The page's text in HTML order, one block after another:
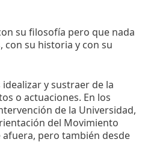
su filosofía pero que nada
con su historia y con su
y sustraer de la
o actuaciones. En los
de la Universidad,
del Movimiento
pero también desde